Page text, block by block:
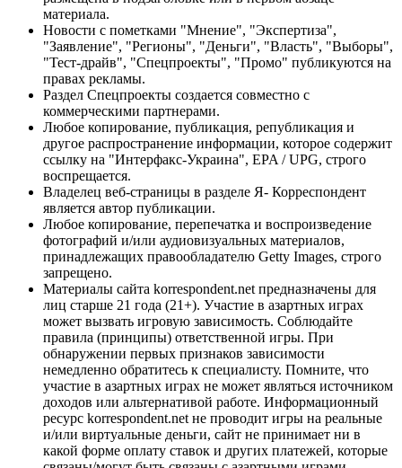
материала.
Новости с пометками "Мнение", "Экспертиза",
"Заявление", "Регионы", "Деньги", "Власть", "Выборы",
"Тест-драйв", "Спецпроекты", "Промо" публикуются на
правах рекламы.
Раздел Спецпроекты создается совместно с
коммерческими партнерами.
Любое копирование, публикация, републикация и
другое распространение информации, которое содержит
ссылку на "Интерфакс-Украина", EPA / UPG, строго
воспрещается.
Владелец веб-страницы в разделе Я- Корреспондент
является автор публикации.
Любое копирование, перепечатка и воспроизведение
фотографий и/или аудиовизуальных материалов,
принадлежащих правообладателю Getty Images, строго
запрещено.
Материалы сайта korrespondent.net предназначены для
лиц старше 21 года (21+). Участие в азартных играх
может вызвать игровую зависимость. Соблюдайте
правила (принципы) ответственной игры. При
обнаружении первых признаков зависимости
немедленно обратитесь к специалисту. Помните, что
участие в азартных играх не может являться источником
доходов или альтернативой работе. Информационный
ресурс korrespondent.net не проводит игры на реальные
и/или виртуальные деньги, сайт не принимает ни в
какой форме оплату ставок и других платежей, которые